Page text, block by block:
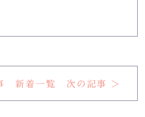
新着一覧 次の記事 ＞